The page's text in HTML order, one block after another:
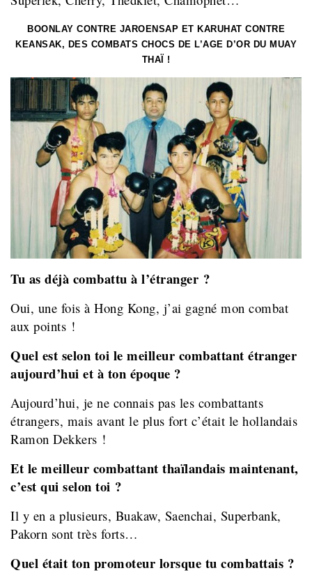
BOONLAY CONTRE JAROENSAP ET KARUHAT CONTRE
KEANSAK, DES COMBATS CHOCS DE L’AGE D’OR DU MUAY
THAÏ !
Tu as déjà combattu à l’étranger ?
Oui, une fois à Hong Kong, j’ai gagné mon combat
aux points !
Quel est selon toi le meilleur combattant étranger
aujourd’hui et à ton époque ?
Aujourd’hui, je ne connais pas les combattants
étrangers, mais avant le plus fort c’était le hollandais
Ramon Dekkers !
Et le meilleur combattant thaïlandais maintenant,
c’est qui selon toi ?
Il y en a plusieurs, Buakaw, Saenchai, Superbank,
Pakorn sont très forts…
Quel était ton promoteur lorsque tu combattais ?